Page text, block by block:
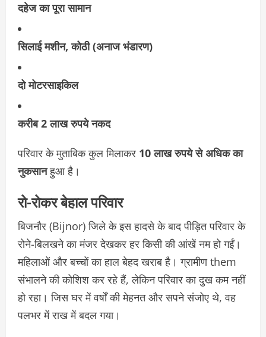
दहेज का पूरा सामान
सिलाई मशीन, कोठी (अनाज भंडारण)
दो मोटरसाइकिल
करीब 2 लाख रुपये नकद
परिवार के मुताबिक कुल मिलाकर 10 लाख रुपये से अधिक का
नुकसानहुआ है।
रो-रोकर बेहाल परिवार
बिजनौर (Bijnor) जिले के इस हादसे के बाद पीड़ित परिवार के
रोने-बिलखने का मंजर देखकर हर किसी की आंखें नम हो गईं।
महिलाओं और बच्चों का हाल बेहद खराब है। ग्रामीण them
संभालने की कोशिश कर रहे हैं, लेकिन परिवार का दुख कम नहीं
हो रहा। जिस घर में वर्षों की मेहनत और सपने संजोए थे, वह
पलभर में राख में बदल गया।